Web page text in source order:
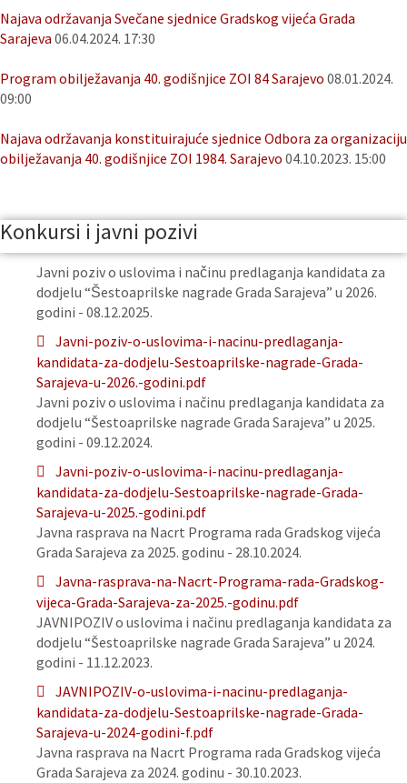
Najava održavanja Svečane sjednice Gradskog vijeća Grada
Sarajeva 06.04.2024. 17:30
Program obilježavanja 40. godišnjice ZOI 84 Sarajevo 08.01.2024.
09:00
Najava održavanja konstituirajuće sjednice Odbora za organizaciju
obilježavanja 40. godišnjice ZOI 1984. Sarajevo 04.10.2023. 15:00
Konkursi i javni pozivi
Javni poziv o uslovima i načinu predlaganja kandidata za
dodjelu “Šestoaprilske nagrade Grada Sarajeva” u 2026.
godini - 08.12.2025.
Javni-poziv-o-uslovima-i-nacinu-predlaganja-
kandidata-za-dodjelu-Sestoaprilske-nagrade-Grada-
Sarajeva-u-2026.-godini.pdf
Javni poziv o uslovima i načinu predlaganja kandidata za
dodjelu “Šestoaprilske nagrade Grada Sarajeva” u 2025.
godini - 09.12.2024.
Javni-poziv-o-uslovima-i-nacinu-predlaganja-
kandidata-za-dodjelu-Sestoaprilske-nagrade-Grada-
Sarajeva-u-2025.-godini.pdf
Javna rasprava na Nacrt Programa rada Gradskog vijeća
Grada Sarajeva za 2025. godinu - 28.10.2024.
Javna-rasprava-na-Nacrt-Programa-rada-Gradskog-
vijeca-Grada-Sarajeva-za-2025.-godinu.pdf
JAVNIPOZIV o uslovima i načinu predlaganja kandidata za
dodjelu “Šestoaprilske nagrade Grada Sarajeva” u 2024.
godini - 11.12.2023.
JAVNIPOZIV-o-uslovima-i-nacinu-predlaganja-
kandidata-za-dodjelu-Sestoaprilske-nagrade-Grada-
Sarajeva-u-2024-godini-f.pdf
Javna rasprava na Nacrt Programa rada Gradskog vijeća
Grada Sarajeva za 2024. godinu - 30.10.2023.